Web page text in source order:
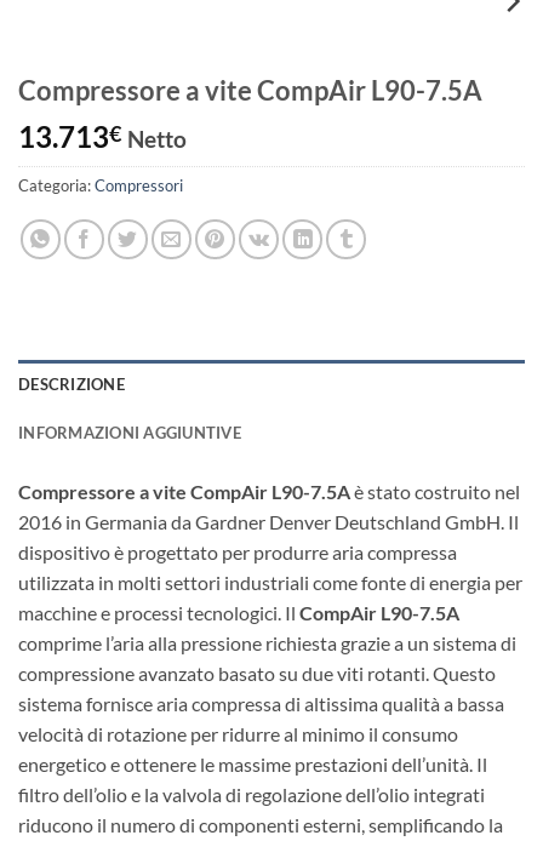
Compressore a vite CompAir L90-7.5A
13.713€ Netto
Categoria:Compressori
DESCRIZIONE
INFORMAZIONI AGGIUNTIVE
Compressore a vite CompAir L90-7.5Aè stato costruito nel
2016 in Germania da Gardner Denver Deutschland GmbH. Il
dispositivo è progettato per produrre aria compressa
utilizzata in molti settori industriali come fonte di energia per
macchine e processi tecnologici. Il CompAir L90-7.5A
comprime l’aria alla pressione richiesta grazie a un sistema di
compressione avanzato basato su due viti rotanti. Questo
sistema fornisce aria compressa di altissima qualità a bassa
velocità di rotazione per ridurre al minimo il consumo
energetico e ottenere le massime prestazioni dell’unità. Il
filtro dell’olio e la valvola di regolazione dell’olio integrati
riducono il numero di componenti esterni, semplificando la